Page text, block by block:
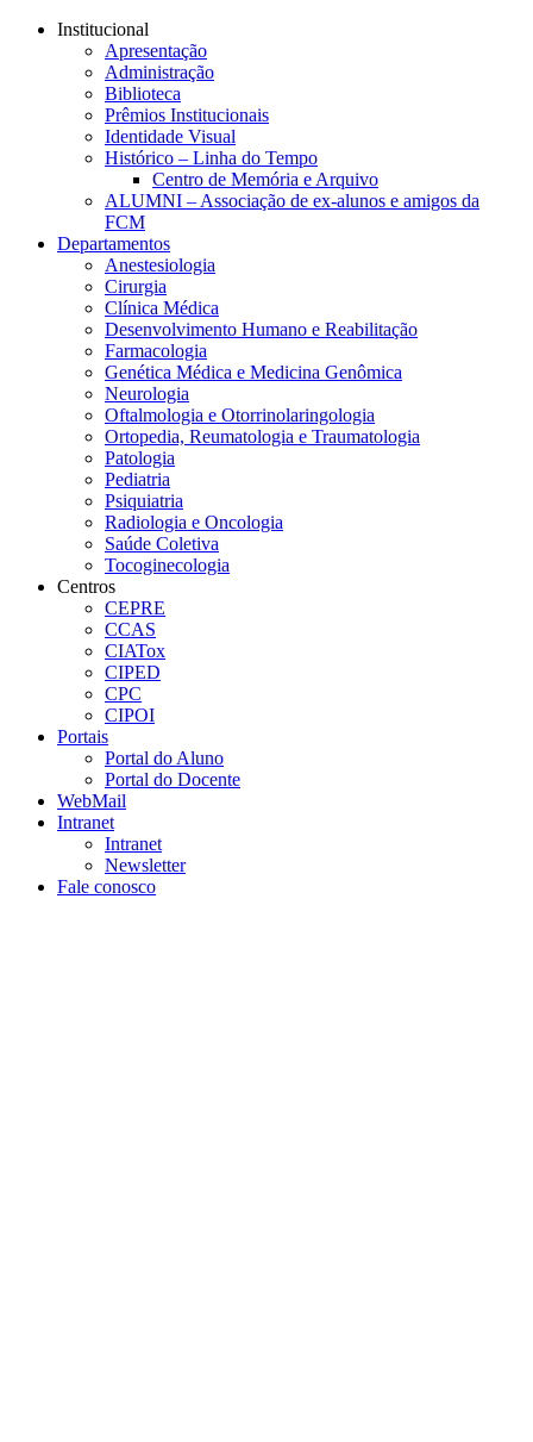
Conteúdo principal
Institucional
Apresentação
Administração
Biblioteca
Prêmios Institucionais
Identidade Visual
Histórico – Linha do Tempo
Centro de Memória e Arquivo
ALUMNI – Associação de ex-alunos e amigos da
FCM
Departamentos
Anestesiologia
Cirurgia
Clínica Médica
Desenvolvimento Humano e Reabilitação
Farmacologia
Genética Médica e Medicina Genômica
Neurologia
Oftalmologia e Otorrinolaringologia
Ortopedia, Reumatologia e Traumatologia
Patologia
Pediatria
Psiquiatria
Radiologia e Oncologia
Saúde Coletiva
Tocoginecologia
Centros
CEPRE
CCAS
CIATox
CIPED
CPC
CIPOI
Portais
Portal do Aluno
Portal do Docente
WebMail
Intranet
Intranet
Newsletter
Fale conosco